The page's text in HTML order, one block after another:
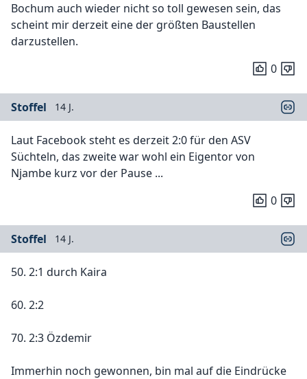
Bochum auch wieder nicht so toll gewesen sein, das
scheint mir derzeit eine der größten Baustellen
darzustellen.
0
Stoffel 14 J.
Laut Facebook steht es derzeit 2:0 für den ASV
Süchteln, das zweite war wohl ein Eigentor von
Njambe kurz vor der Pause ...
0
Stoffel 14 J.
50. 2:1 durch Kaira
60. 2:2
70. 2:3 Özdemir
Immerhin noch gewonnen, bin mal auf die Eindrücke